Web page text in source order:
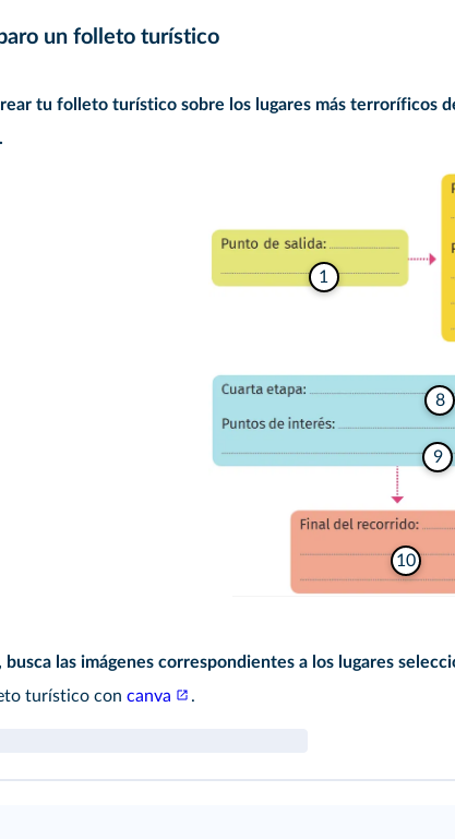
un folleto turístico
tu folleto turístico sobre los lugares más terroríficos
1
8
9
10
busca las imágenes correspondientes a los lugares
turístico con canva .